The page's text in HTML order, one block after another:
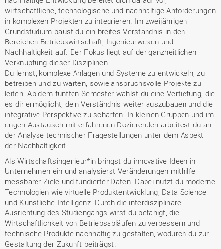
wirtschaftliche, technologische und nachhaltige Anforderungen
in komplexen Projekten zu integrieren. Im zweijährigen
Grundstudium baust du ein breites Verständnis in den
Bereichen Betriebswirtschaft, Ingenieurwesen und
Nachhaltigkeit auf. Der Fokus liegt auf der ganzheitlichen
Verknüpfung dieser Disziplinen.
Du lernst, komplexe Anlagen und Systeme zu entwickeln, zu
betreiben und zu warten, sowie anspruchsvolle Projekte zu
leiten. Ab dem fünften Semester wählst du eine Vertiefung, die
es dir ermöglicht, dein Verständnis weiter auszubauen und die
integrative Perspektive zu schärfen. In kleinen Gruppen und im
engen Austausch mit erfahrenen Dozierenden arbeitest du an
der Analyse technischer Fragestellungen unter dem Aspekt
der Nachhaltigkeit.
Als Wirtschaftsingenieur*in bringst du innovative Ideen in
Unternehmen ein und analysierst Veränderungen mithilfe
messbarer Ziele und fundierter Daten. Dabei nutzt du moderne
Technologien wie virtuelle Produktentwicklung, Data Science
und Künstliche Intelligenz. Durch die interdisziplinäre
Ausrichtung des Studiengangs wirst du befähigt, die
Wirtschaftlichkeit von Betriebsabläufen zu verbessern und
technische Produkte nachhaltig zu gestalten, wodurch du zur
Gestaltung der Zukunft beiträgst.